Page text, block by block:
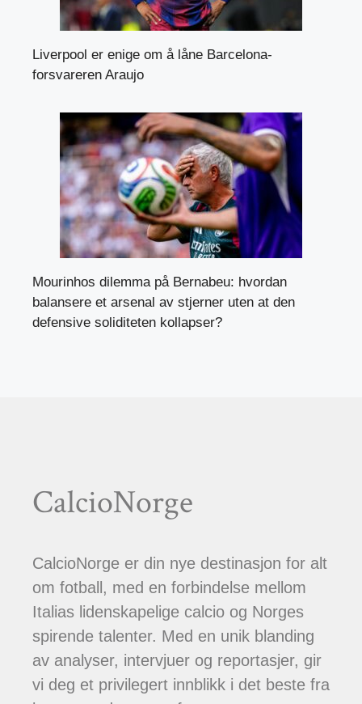
Liverpool er enige om å låne Barcelona-
forsvareren Araujo
Mourinhos dilemma på Bernabeu: hvordan
balansere et arsenal av stjerner uten at den
defensive soliditeten kollapser?
CalcioNorge
CalcioNorge er din nye destinasjon for alt
om fotball, med en forbindelse mellom
Italias lidenskapelige calcio og Norges
spirende talenter. Med en unik blanding
av analyser, intervjuer og reportasjer, gir
vi deg et privilegert innblikk i det beste fra